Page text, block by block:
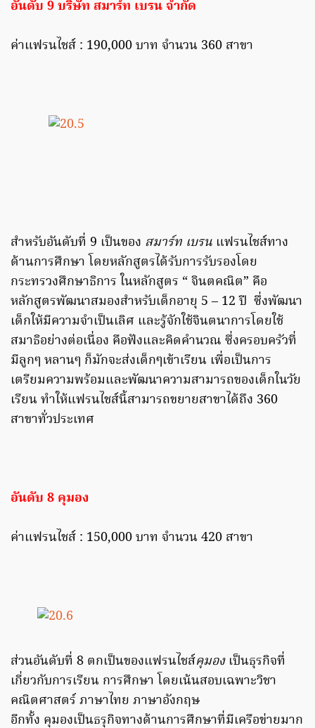
อันดับ 9 บริษัท สมาร์ท เบรน จำกัด
ค่าแฟรนไชส์ : 190,000 บาท จำนวน 360 สาขา
สำหรับอันดับที่ 9 เป็นของ สมาร์ท เบรน แฟรนไชส์ทาง
ด้านการศึกษา โดยหลักสูตรได้รับการรับรองโดย
กระทรวงศึกษาธิการ ในหลักสูตร “ จินตคณิต” คือ
หลักสูตรพัฒนาสมองสำหรับเด็กอายุ 5 – 12 ปี ซึ่งพัฒนา
เด็กให้มีความจำเป็นเลิศ และรู้จักใช้จินตนาการโดยใช้
สมาธิอย่างต่อเนื่อง คือฟังและคิดคำนวณ ซึ่งครอบครัวที่
มีลูกๆ หลานๆ ก็มักจะส่งเด็กๆเข้าเรียน เพื่อเป็นการ
เตรียมความพร้อมและพัฒนาความสามารถของเด็กในวัย
เรียน ทำให้แฟรนไชส์นี้สามารถขยายสาขาได้ถึง 360
สาขาทั่วประเทศ
อันดับ 8 คุมอง
ค่าแฟรนไชส์ : 150,000 บาท จำนวน 420 สาขา
ส่วนอันดับที่ 8 ตกเป็นของแฟรนไชส์คุมองเป็นธุรกิจที่
เกี่ยวกับการเรียน การศึกษา โดยเน้นสอบเฉพาะวิชา
คณิตศาสตร์ ภาษาไทย ภาษาอังกฤษ
อีกทั้ง คุมองเป็นธรุกิจทางด้านการศึกษาที่มีเครือข่ายมาก